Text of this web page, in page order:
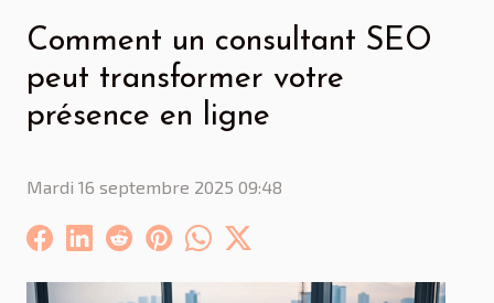
Comment un consultant SEO
peut transformer votre
présence en ligne
Mardi 16 septembre 2025 09:48